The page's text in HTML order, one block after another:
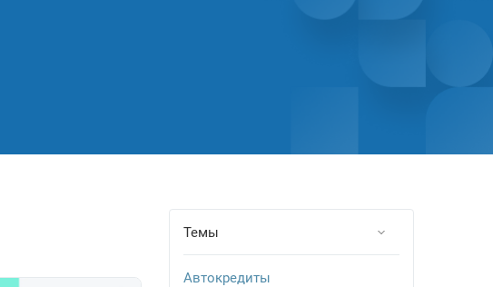
Темы
Автокредиты